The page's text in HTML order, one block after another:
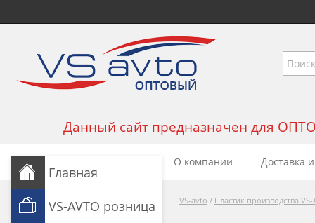
Данный сайт предназначен для
О компании Доставка
VS-avto / Пластик производства VS-
Главная
VS-AVTO розница